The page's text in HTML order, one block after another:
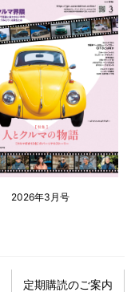
2026年3月号
定期購読のご案内